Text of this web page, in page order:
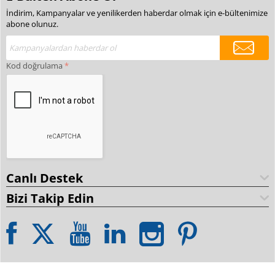
İndirim, Kampanyalar ve yenilikerden haberdar olmak için e-bültenimize
abone olunuz.
Kod doğrulama
Canlı Destek
Bizi Takip Edin